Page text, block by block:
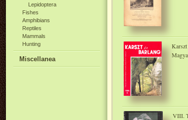
Lepidoptera
Fishes
Amphibians
Reptiles
Mammals
Hunting
Miscellanea
VIII.